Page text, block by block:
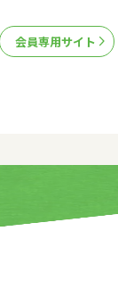
会員専用サイト